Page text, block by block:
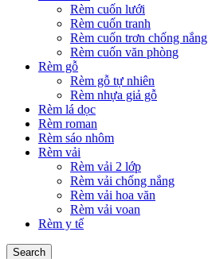
Rèm cuốn lưới
Rèm cuốn tranh
Rèm cuốn trơn chống nắng
Rèm cuốn văn phòng
Rèm gỗ
Rèm gỗ tự nhiên
Rèm nhựa giả gỗ
Rèm lá dọc
Rèm roman
Rèm sáo nhôm
Rèm vải
Rèm vải 2 lớp
Rèm vải chống nắng
Rèm vải hoa văn
Rèm vải voan
Rèm y tế
Search